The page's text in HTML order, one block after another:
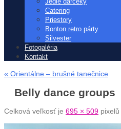
Catering
Priestory
Bonton retro párty
Silvester
Fotogaléria
Kontakt
« Orientálne – brušné tanečnice
Belly dance groups
Celková veľkosť je 695 × 509 pixelů